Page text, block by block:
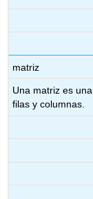
matriz
Una matriz es
filas y columnas.